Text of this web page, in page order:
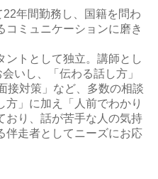
年間勤務し、国籍を問わ
コミュニケーションに磨き
ントとして独立。講師とし
いし、「伝わる話し方」
接対策」など、多数の相談
方」に加え「人前でわかり
おり、話が苦手な人の気持
伴走者としてニーズにお応